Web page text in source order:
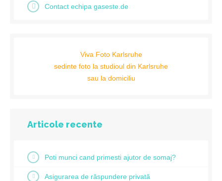
Contact echipa gaseste.de
Viva Foto Karlsruhe
sedinte foto la studioul din Karlsruhe
sau la domiciliu
Articole recente
Poti munci cand primesti ajutor de somaj?
Asigurarea de răspundere privată